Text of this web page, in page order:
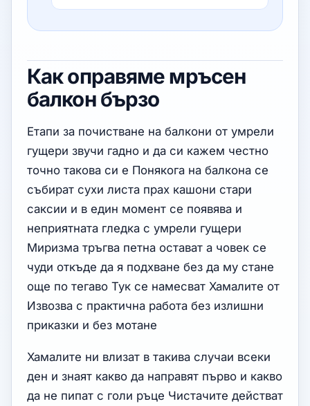
Как оправяме мръсен
балкон бързо
Етапи за почистване на балкони от умрели
гущери звучи гадно и да си кажем честно
точно такова си е Понякога на балкона се
събират сухи листа прах кашони стари
саксии и в един момент се появява и
неприятната гледка с умрели гущери
Миризма тръгва петна остават а човек се
чуди откъде да я подхване без да му стане
още по тегаво Тук се намесват Хамалите от
Извозва с практична работа без излишни
приказки и без мотане
Хамалите ни влизат в такива случаи всеки
ден и знаят какво да направят първо и какво
да не пипат с голи ръце Чистачите действат